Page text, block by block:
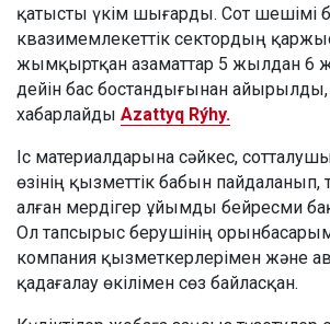
қатысты үкім шығарды. Сот шешімі
квазимемлекеттік сектордың
жымқыртқан азаматтар 5 жылдан 6
дейін бас бостандығынан
хабарлайды Azattyq Rýhy.
Іс материалдарына сәйкес,
өзінің қызметтік бабын пайдаланып,
алған мердігер ұйымды бейресми
Ол тапсырыс берушінің
компания қызметкерлерімен және
қадағалау өкілімен сөз байласқан.